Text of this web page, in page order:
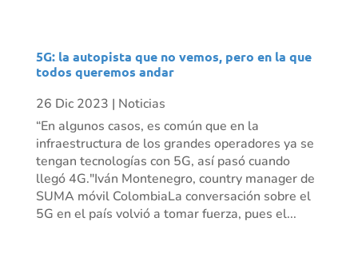
5G: la autopista que no vemos, pero en la que
todos queremos andar
26 Dic 2023 | Noticias
“En algunos casos, es común que en la
infraestructura de los grandes operadores ya se
tengan tecnologías con 5G, así pasó cuando
llegó 4G."Iván Montenegro, country manager de
SUMA móvil ColombiaLa conversación sobre el
5G en el país volvió a tomar fuerza, pues el...